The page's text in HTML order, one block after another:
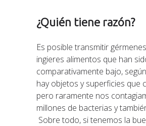
¿Quién tiene razón?
Es posible transmitir
ingieres alimentos que han
comparativamente bajo,
hay objetos y superficies
pero raramente nos
millones de bacterias y
Sobre todo, si tenemos la